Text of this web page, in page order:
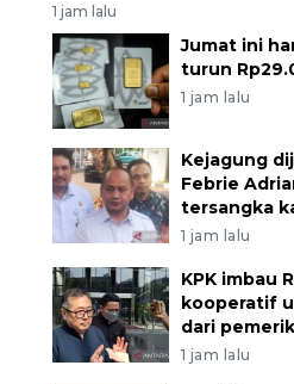
1 jam lalu
Jumat ini
turun
1 jam lalu
Kejagung
Febrie
tersangka
1 jam lalu
KPK imbau
kooperatif
dari
1 jam lalu